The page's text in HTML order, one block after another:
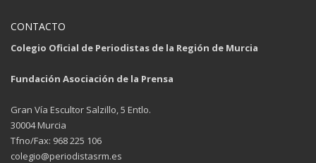
CONTACTO
Colegio Oficial de Periodistas de la Región de Murcia
Fundación Asociación de la Prensa
Gran Vía Escultor Salzillo, 5 Entlo.
30004 Murcia
Tfno/Fax: 968 225 106
colegio@periodistasrm.es